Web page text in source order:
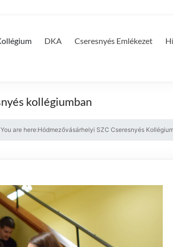
DKA Cseresnyés Emlékezet
kollégiumban
You are here:Hódmezővásárhelyi SZC Cseresnyés